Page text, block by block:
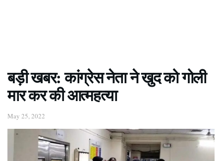
बड़ी खबर: कांग्रेस नेता ने खुद को गोली
मार कर की आत्महत्या
May 25, 2022